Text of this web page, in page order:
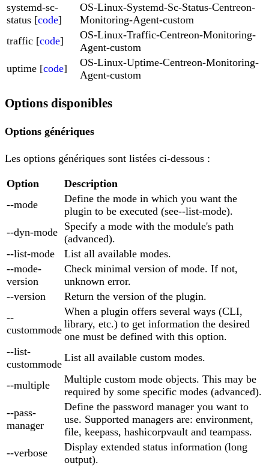
systemd-sc-
status [code]
OS-Linux-Systemd-Sc-Status-Centreon-
Monitoring-Agent-custom
traffic [code]
OS-Linux-Traffic-Centreon-Monitoring-
Agent-custom
uptime [code]
OS-Linux-Uptime-Centreon-Monitoring-
Agent-custom
Options disponibles
Options génériques
Les options génériques sont listées ci-dessous :
Option
Description
--mode
Define the mode in which you want the
plugin to be executed (see--list-mode).
--dyn-mode Specify a mode with the module's path
(advanced).
--list-mode
List all available modes.
--mode-
version
Check minimal version of mode. If not,
unknown error.
--version
Return the version of the plugin.
--
custommode
When a plugin offers several ways (CLI,
library, etc.) to get information the desired
one must be defined with this option.
--list-
custommode
List all available custom modes.
--multiple
Multiple custom mode objects. This may be
required by some specific modes (advanced).
--pass-
manager
Define the password manager you want to
use. Supported managers are: environment,
file, keepass, hashicorpvault and teampass.
--verbose
Display extended status information (long
output).